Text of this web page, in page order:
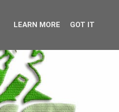
LEARN MORE GOT IT